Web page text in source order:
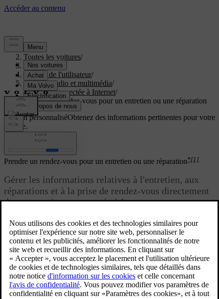
Aide/
Toutes les voitures/
V40 2019/
Manuel de l'utilisateur/
Système audio et multimédia/
Voiture connectée à Internet/
Prendre un rendez-vous pour un entretien ou une réparation
Soutien personnaliséObtenez des informations pertinentes pour votre
voiture.
Connexion
Mis à jour 08/06/2023
Prendre un rendez-vous pour un entretien ou une réparation*[1]
Gérer les informations relatives à l'entretien, aux
réparations et à la prise de rendez-vous directement
dans une voiture connectée à Internet.
Ce service[1]permet de prendre confortablement un rendez-vous
pour un entretien ou une visite en atelier, directement de la voiture.
Les informations concernant votre voiture sont envoyées au
revendeur qui peut ainsi préparer la visite en atelier. Le revendeur
vous contactera pour prendre un rendez-vous. Pour certains
marchés, le système peut vous rappeler un rendez-vous pris lorsqu'il
approche et le système de navigation[2] peut aussi vous guider
jusqu'à l'atelier le moment venu.